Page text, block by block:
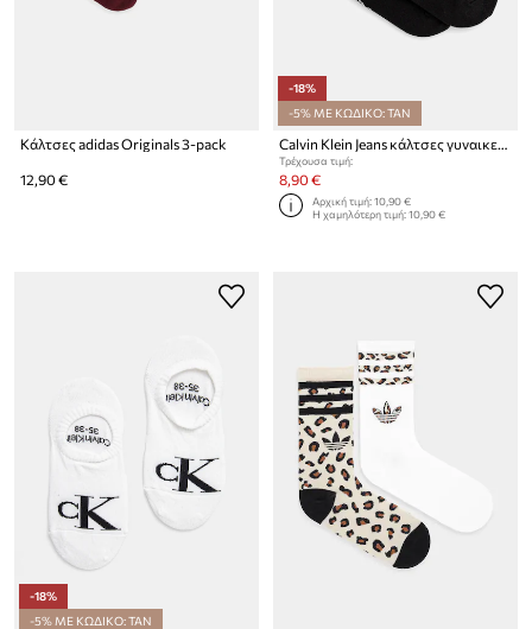
Κάλτσες adidas Originals 3-pack
12,90 €
-18%
-5% ΜΕ ΚΩΔΙΚΟ: TAN
Calvin Klein Jeans κάλτσες γυναικείες με βαμβάκι 2-pack
Τρέχουσα τιμή:
8,90 €
Αρχική τιμή:10,90 €
Η χαμηλότερη τιμή:10,90 €
-18%
-5% ΜΕ ΚΩΔΙΚΟ: TAN